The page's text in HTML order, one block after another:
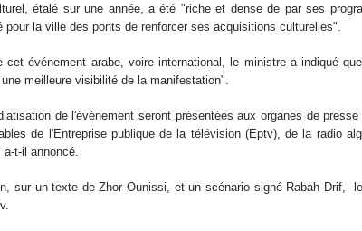
étalé sur une année, a été "riche et dense de par ses
pour la ville des ponts de renforcer ses acquisitions culturelles".
cet événement arabe, voire international, le ministre a indiqué
meilleure visibilité de la manifestation".
de l'événement seront présentées aux organes de presse
de l'Entreprise publique de la télévision (Eptv), de la radio
t-il annoncé.
sur un texte de Zhor Ounissi, et un scénario signé Rabah Drif,